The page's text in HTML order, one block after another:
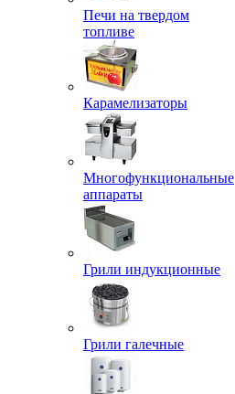
Печи на твердом
топливе
Карамелизаторы
Многофункциональные
аппараты
Грили индукционные
Грили галечные